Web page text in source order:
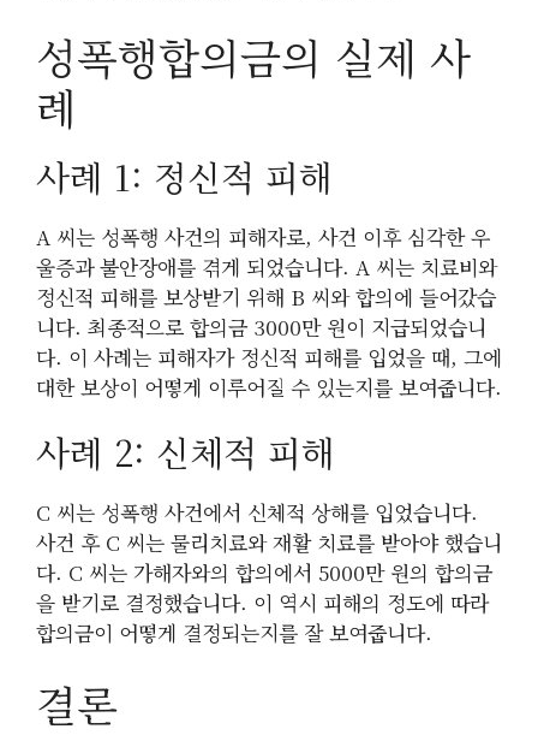
성폭행합의금의 실제 사
례
사례 1: 정신적 피해
A 씨는 성폭행 사건의 피해자로, 사건 이후 심각한 우
울증과 불안장애를 겪게 되었습니다. A 씨는 치료비와
정신적 피해를 보상받기 위해 B 씨와 합의에 들어갔습
니다. 최종적으로 합의금 3000만 원이 지급되었습니
다. 이 사례는 피해자가 정신적 피해를 입었을 때, 그에
대한 보상이 어떻게 이루어질 수 있는지를 보여줍니다.
사례 2: 신체적 피해
C 씨는 성폭행 사건에서 신체적 상해를 입었습니다.
사건 후 C 씨는 물리치료와 재활 치료를 받아야 했습니
다. C 씨는 가해자와의 합의에서 5000만 원의 합의금
을 받기로 결정했습니다. 이 역시 피해의 정도에 따라
합의금이 어떻게 결정되는지를 잘 보여줍니다.
결론